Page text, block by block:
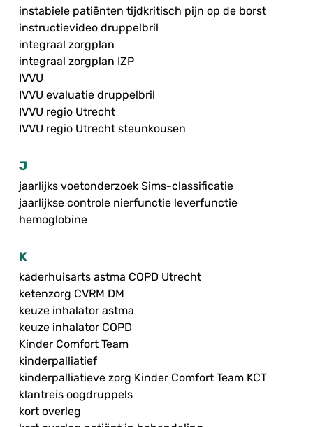
instabiele patiënten tijdkritisch pijn op de borst
instructievideo druppelbril
integraal zorgplan
integraal zorgplan IZP
IVVU
IVVU evaluatie druppelbril
IVVU regio Utrecht
IVVU regio Utrecht steunkousen
J
jaarlijks voetonderzoek Sims-classificatie
jaarlijkse controle nierfunctie leverfunctie
hemoglobine
K
kaderhuisarts astma COPD Utrecht
ketenzorg CVRM DM
keuze inhalator astma
keuze inhalator COPD
Kinder Comfort Team
kinderpalliatief
kinderpalliatieve zorg Kinder Comfort Team KCT
klantreis oogdruppels
kort overleg